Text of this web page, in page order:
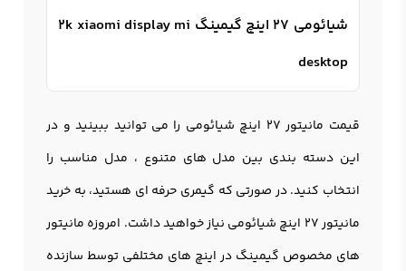
شیائومی 27 اینچ گیمینگ 2k xiaomi display mi
desktop
قیمت مانیتور 27 اینچ شیائومی
را می توانید ببینید و در
این دسته بندی بین مدل های متنوع ، مدل مناسب را
انتخاب کنید. در صورتی که گیمری حرفه ای هستید، به خرید
مانیتور 27 اینچ شیائومی نیاز خواهید داشت. امروزه مانيتور
های مخصوص گیمینگ در اینچ های مختلفی توسط سازنده